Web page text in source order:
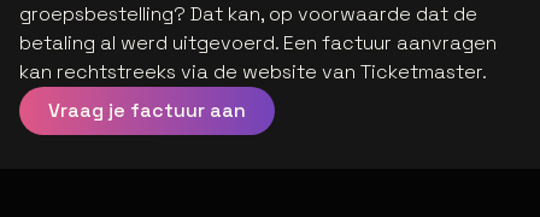
groepsbestelling? Dat kan, op voorwaarde dat de
betaling al werd uitgevoerd. Een factuur aanvragen
kan rechtstreeks via de website van Ticketmaster.
Vraag je factuur aan